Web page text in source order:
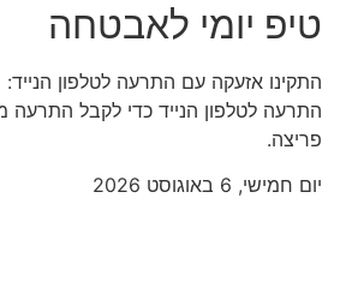
טיפ יומי לאבטחה
התקינו אזעקה עם התרעה לטלפון
התרעה לטלפון הנייד כדי לקבל התרעה
פריצה.
יום חמישי, 6 באוגוסט 2026